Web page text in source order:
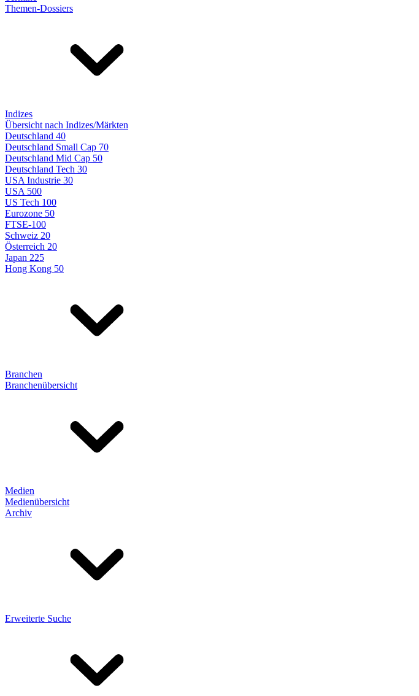
Themen-Dossiers
Indizes
Übersicht nach Indizes/Märkten
Deutschland 40
Deutschland Small Cap 70
Deutschland Mid Cap 50
Deutschland Tech 30
USA Industrie 30
USA 500
US Tech 100
Eurozone 50
FTSE-100
Schweiz 20
Österreich 20
Japan 225
Hong Kong 50
Branchen
Branchenübersicht
Medien
Medienübersicht
Archiv
Erweiterte Suche